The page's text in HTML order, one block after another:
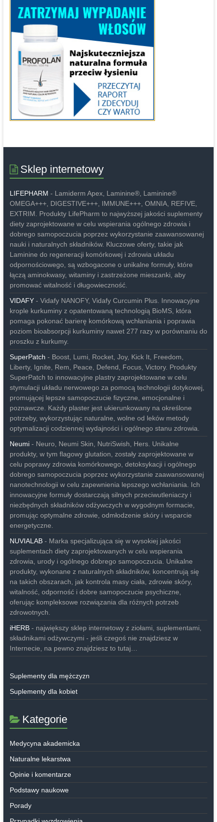
Sklep internetowy
LIFEPHARM - Lamiderm Apex, Laminine®, Laminine®
OMEGA+++, DIGESTIVE+++, IMMUNE+++, OMNIA, REFIVE,
EXTRIM. Produkty LifePharm to najwyższej jakości suplementy
diety zaprojektowane w celu wspierania ogólnego zdrowia i
dobrego samopoczucia poprzez wykorzystanie zaawansowanej
nauki i naturalnych składników. Kluczowe oferty, takie jak
Laminine do regeneracji komórkowej i zdrowia układu
odpornościowego, są wzbogacone o unikalne formuły, które
łączą aminokwasy, witaminy i zastrzeżone mieszanki, aby
promować witalność i długowieczność.
VIDAFY- Vidafy NANOFY, Vidafy Curcumin Plus. Innowacyjne
krople kurkuminy z opatentowaną technologią BioMS, która
pomaga pokonać barierę komórkową wchłaniania i poprawia
poziom bioabsorpcji kurkuminy nawet 277 razy w porównaniu do
proszku z kurkumy.
SuperPatch - Boost, Lumi, Rocket, Joy, Kick It, Freedom,
Liberty, Ignite, Rem, Peace, Defend, Focus, Victory. Produkty
SuperPatch to innowacyjne plastry zaprojektowane w celu
stymulacji układu nerwowego za pomocą technologii dotykowej,
promującej lepsze samopoczucie fizyczne, emocjonalne i
poznawcze. Każdy plaster jest ukierunkowany na określone
potrzeby, wykorzystując naturalne, wolne od leków metody
optymalizacji codziennej wydajności i ogólnego stanu zdrowia.
Neumi- Neuro, Neumi Skin, NutriSwish, Hers. Unikalne
produkty, w tym flagowy glutation, zostały zaprojektowane w
celu poprawy zdrowia komórkowego, detoksykacji i ogólnego
dobrego samopoczucia poprzez wykorzystanie zaawansowanej
nanotechnologii w celu zapewnienia lepszego wchłaniania. Ich
innowacyjne formuły dostarczają silnych przeciwutleniaczy i
niezbędnych składników odżywczych w wygodnym formacie,
promując optymalne zdrowie, odmłodzenie skóry i wsparcie
energetyczne.
NUVIALAB- Marka specjalizująca się w wysokiej jakości
suplementach diety zaprojektowanych w celu wspierania
zdrowia, urody i ogólnego dobrego samopoczucia. Unikalne
produkty, wykonane z naturalnych składników, koncentrują się
na takich obszarach, jak kontrola masy ciała, zdrowie skóry,
witalność, odporność i dobre samopoczucie psychiczne,
oferując kompleksowe rozwiązania dla różnych potrzeb
zdrowotnych.
iHERB- największy sklep internetowy z ziołami, suplementami,
składnikami odżywczymi - jeśli czegoś nie znajdziesz w
Internecie, na pewno znajdziesz to tutaj…
Suplementy dla mężczyzn
Suplementy dla kobiet
Kategorie
Medycyna akademicka
Naturalne lekarstwa
Opinie i komentarze
Podstawy naukowe
Porady